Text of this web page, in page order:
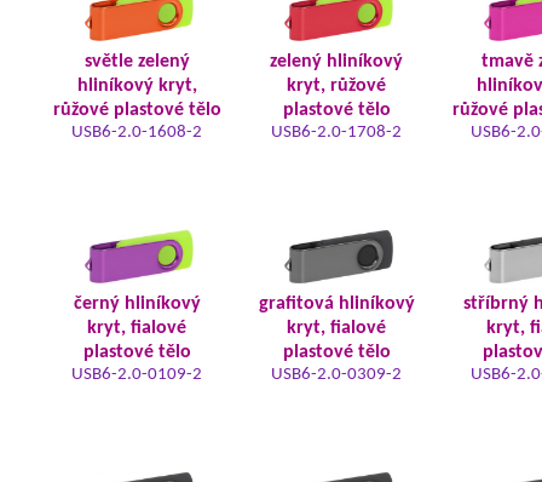
světle zelený
hliníkový kryt,
růžové plastové tělo
USB6-2.0-1608-2
zelený hliníkový
kryt, růžové
plastové tělo
USB6-2.0-1708-2
tmavě
růžové
USB6-
černý hliníkový
kryt, fialové
plastové tělo
USB6-2.0-0109-2
grafitová hliníkový
kryt, fialové
plastové tělo
USB6-2.0-0309-2
stříbrný
kryt,
USB6-